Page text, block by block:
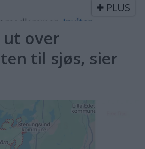
PLUS
ut over
til sjøs, sier